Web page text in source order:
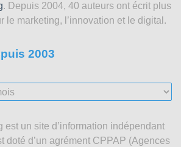
. Depuis 2004, 40 auteurs ont écrit plus
le marketing, l’innovation et le digital.
2003
est un site d’information indépendant
doté d’un agrément CPPAP (Agences